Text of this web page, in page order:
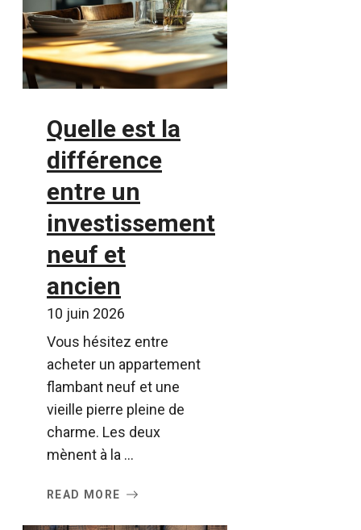
Quelle est la
différence
entre un
investissement
neuf et
ancien
10 juin 2026
Vous hésitez entre
acheter un appartement
flambant neuf et une
vieille pierre pleine de
charme. Les deux
mènent à la ...
READ MORE